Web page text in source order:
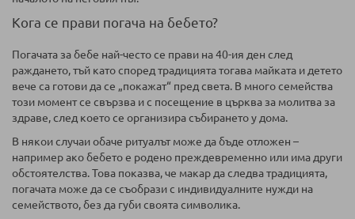
Кога се прави погача на бебето?
Погачата за бебе най-често се прави на 40-ия ден след
раждането, тъй като според традицията тогава майката и детето
вече са готови да се „покажат“ пред света. В много семейства
този момент се свързва и с посещение в църква за молитва за
здраве, след което се организира събирането у дома.
В някои случаи обаче ритуалът може да бъде отложен –
например ако бебето е родено преждевременно или има други
обстоятелства. Това показва, че макар да следва традицията,
погачата може да се съобрази с индивидуалните нужди на
семейството, без да губи своята символика.